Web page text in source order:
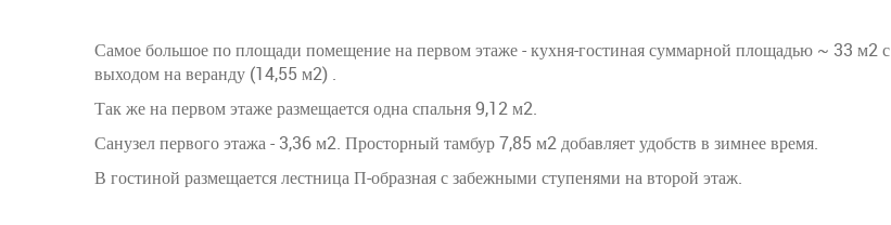
Самое большое по площади помещение на первом этаже - кухня-гостиная суммарной площадью ~ 33 м2 с
выходом на веранду (14,55 м2) .
Так же на первом этаже размещается одна спальня 9,12 м2.
Санузел первого этажа - 3,36 м2. Просторный тамбур 7,85 м2 добавляет удобств в зимнее время.
В гостиной размещается лестница П-образная с забежными ступенями на второй этаж.